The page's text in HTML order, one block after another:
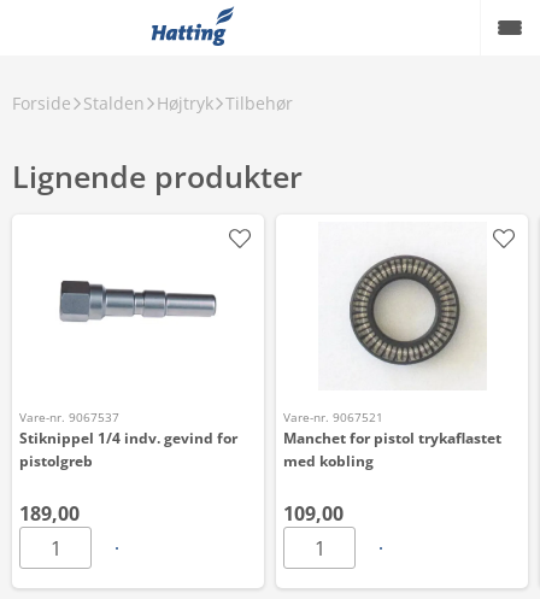
Forside Stalden Højtryk Tilbehør
Lignende produkter
Vare-nr. 9067537
Stiknippel 1/4 indv. gevind for
pistolgreb
189,00
Vare-nr. 9067521
Manchet for pistol trykaflastet
med kobling
109,00